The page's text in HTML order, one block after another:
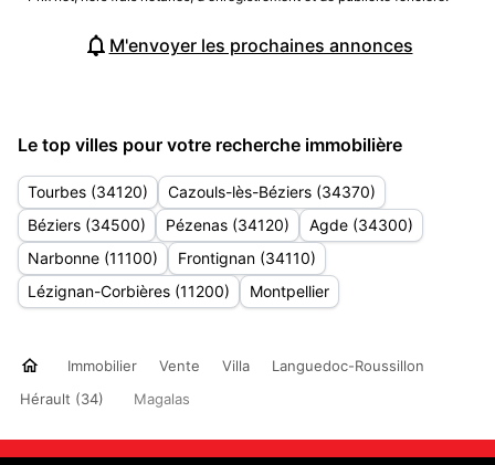
M'envoyer les prochaines annonces
Le top villes pour votre recherche immobilière
Tourbes (34120)
Cazouls-lès-Béziers (34370)
Béziers (34500)
Pézenas (34120)
Agde (34300)
Narbonne (11100)
Frontignan (34110)
Lézignan-Corbières (11200)
Montpellier
Immobilier Vente Villa
Languedoc-Roussillon
Hérault (34)
Magalas